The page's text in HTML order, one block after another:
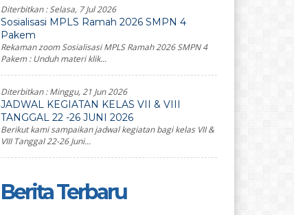
Diterbitkan :Selasa, 7 Jul 2026
Sosialisasi MPLS Ramah 2026 SMPN 4
Pakem
Rekaman zoom Sosialisasi MPLS Ramah 2026 SMPN 4
Pakem : Unduh materi klik...
Diterbitkan :Minggu, 21 Jun 2026
JADWAL KEGIATAN KELAS VII & VIII
TANGGAL 22 -26 JUNI 2026
Berikut kami sampaikan jadwal kegiatan bagi kelas VII &
VIII Tanggal 22-26 Juni...
Berita Terbaru